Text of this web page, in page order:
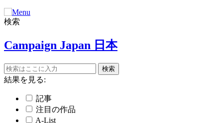
検索
Campaign Japan 日本
結果を見る:
記事
注目の作品
A-List